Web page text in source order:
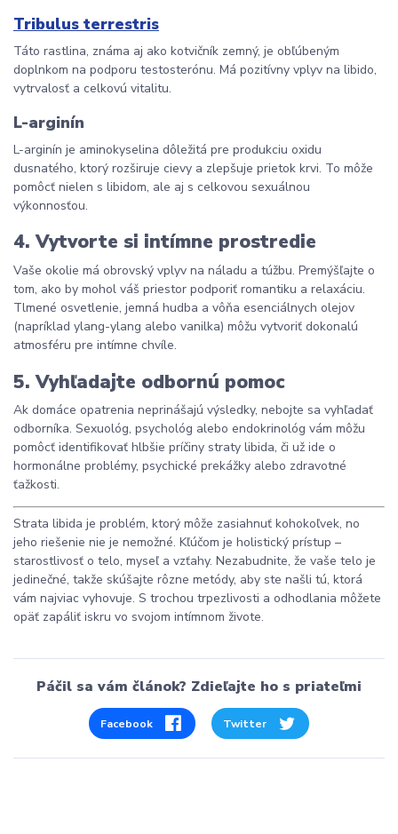
Tribulus terrestris
Táto rastlina, známa aj ako kotvičník zemný, je obľúbeným
doplnkom na podporu testosterónu. Má pozitívny vplyv na libido,
vytrvalosť a celkovú vitalitu.
L-arginín
L-arginín je aminokyselina dôležitá pre produkciu oxidu
dusnatého, ktorý rozširuje cievy a zlepšuje prietok krvi. To môže
pomôcť nielen s libidom, ale aj s celkovou sexuálnou
výkonnosťou.
4.Vytvorte si intímne prostredie
Vaše okolie má obrovský vplyv na náladu a túžbu. Premýšľajte o
tom, ako by mohol váš priestor podporiť romantiku a relaxáciu.
Tlmené osvetlenie, jemná hudba a vôňa esenciálnych olejov
(napríklad ylang-ylang alebo vanilka) môžu vytvoriť dokonalú
atmosféru pre intímne chvíle.
5.Vyhľadajte odbornú pomoc
Ak domáce opatrenia neprinášajú výsledky, nebojte sa vyhľadať
odborníka. Sexuológ, psychológ alebo endokrinológ vám môžu
pomôcť identifikovať hlbšie príčiny straty libida, či už ide o
hormonálne problémy, psychické prekážky alebo zdravotné
ťažkosti.
Strata libida je problém, ktorý môže zasiahnuť kohokoľvek, no
jeho riešenie nie je nemožné. Kľúčom je holistický prístup –
starostlivosť o telo, myseľ a vzťahy. Nezabudnite, že vaše telo je
jedinečné, takže skúšajte rôzne metódy, aby ste našli tú, ktorá
vám najviac vyhovuje. S trochou trpezlivosti a odhodlania môžete
opäť zapáliť iskru vo svojom intímnom živote.
Páčil sa vám článok? Zdieľajte ho s priateľmi
Facebook Twitter